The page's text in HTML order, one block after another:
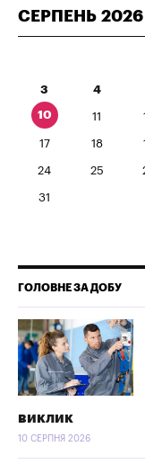
СЕРПЕНЬ 2026
3 4
10 11
17 18
24 25
31
ГОЛОВНЕ ЗА ДОБУ
виклик
10 СЕРПНЯ 2026